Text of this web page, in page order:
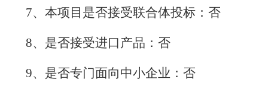
7、本项目是否接受联合体投标：否
8、是否接受进口产品：否
9、是否专门面向中小企业：否